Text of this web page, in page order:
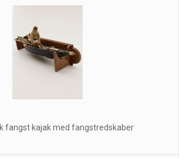
fangst kajak med fangstredskaber